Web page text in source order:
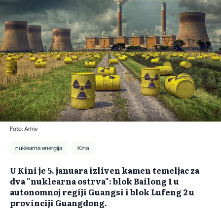
Foto: Arhiv
nuklearna energija Kina
U Kini je 5. januara izliven kamen temeljac za
dva "nuklearna ostrva": blok Bailong 1 u
autonomnoj regiji Guangsi i blok Lufeng 2 u
provinciji Guangdong.